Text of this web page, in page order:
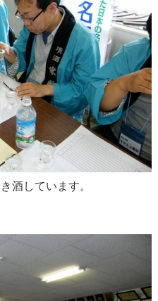
酒しています。